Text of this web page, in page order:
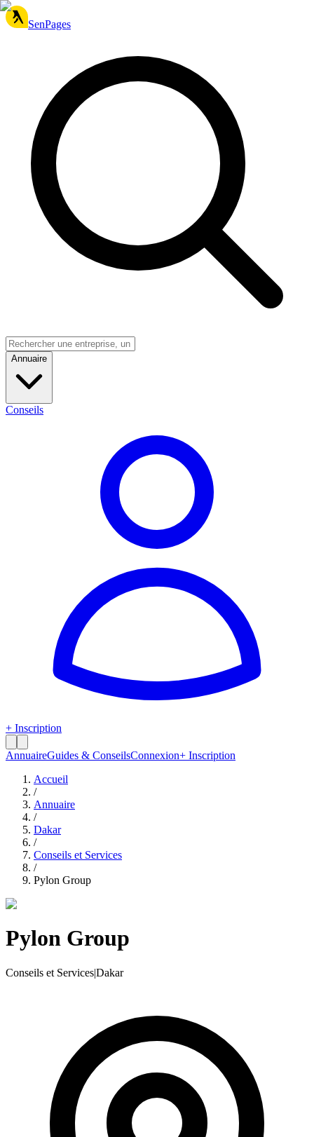
SenPages
Annuaire
Conseils
+ Inscription
AnnuaireGuides & ConseilsConnexion+ Inscription
Accueil
/
Annuaire
/
Dakar
/
Conseils et Services
/
Pylon Group
Pylon Group
Conseils et Services|Dakar